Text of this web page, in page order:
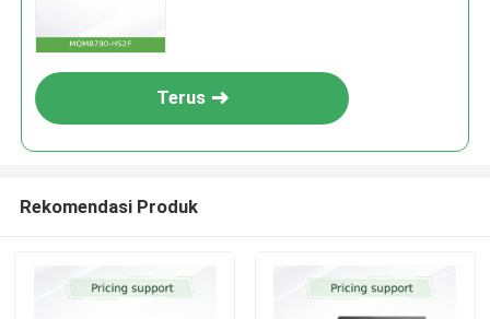
Terus
Rekomendasi Produk